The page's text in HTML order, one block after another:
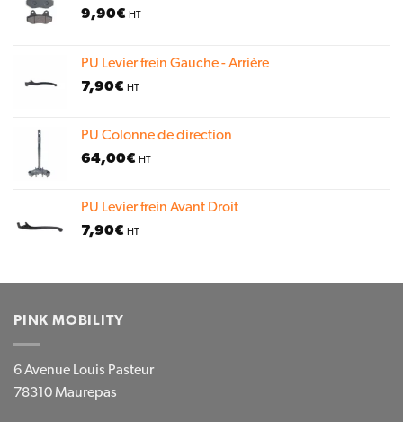
9,90€ HT
PU Levier frein Gauche - Arrière
7,90€ HT
PU Colonne de direction
64,00€ HT
PU Levier frein Avant Droit
7,90€ HT
PINK MOBILITY
6 Avenue Louis Pasteur
78310 Maurepas